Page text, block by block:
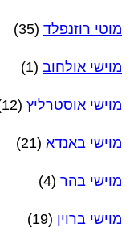
מוטי רוזנפלד (35)
מוישי אולחוב (1)
מוישי אוסטרליץ (12)
מוישי באנדא (21)
מוישי בהר (4)
מוישי ברוין (19)